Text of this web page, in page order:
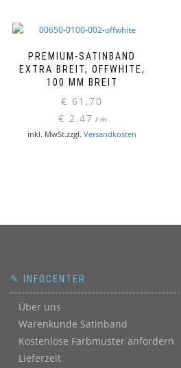
PREMIUM-SATINBAND
EXTRA BREIT, OFFWHITE,
100 MM BREIT
€ 61,70
€ 2,47 / m
inkl. MwSt.zzgl. Versandkosten
✎ INFOCENTER
Über uns
Warenkunde Satinband
Kostenlose Farbmuster anfordern
Lieferzeit